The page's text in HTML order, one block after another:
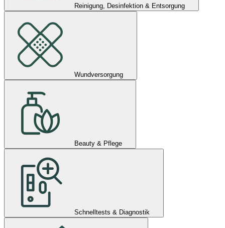
Reinigung, Desinfektion & Entsorgung
Wundversorgung
Beauty & Pflege
Schnelltests & Diagnostik